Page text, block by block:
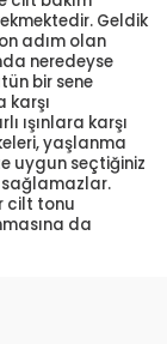
Geldik
adım olan
neredeyse
bir sene
karşı
ışınlara karşı
yaşlanma
uygun seçtiğiniz
sağlamazlar.
cilt tonu
da